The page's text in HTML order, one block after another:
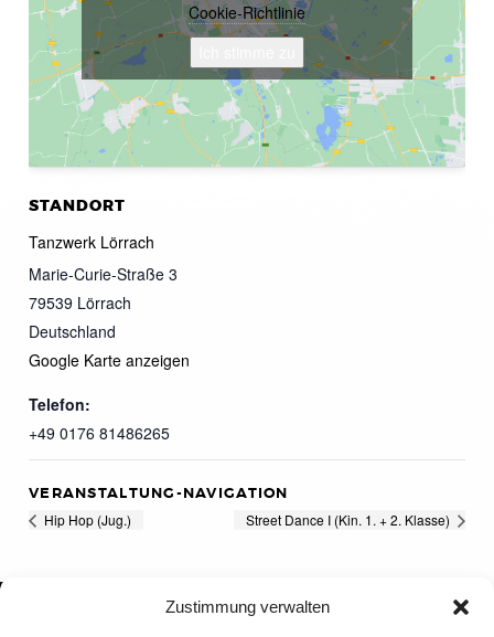
Zustimmung verwalten
STANDORT
Tanzwerk Lörrach
Marie-Curie-Straße 3
79539 Lörrach
Deutschland
Google Karte anzeigen
Telefon:
+49 0176 81486265
Cookie-Richtlinie
VERANSTALTUNG-NAVIGATION
Hip Hop (Jug.) Street Dance I (Kin. 1. + 2. Klasse)